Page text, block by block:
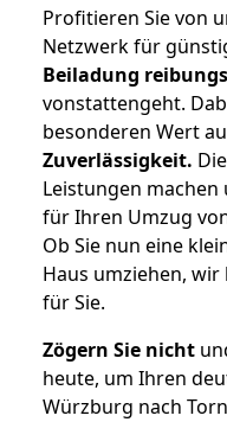
Profitieren Sie von
Netzwerk für
Beiladung
vonstattengeht.
besonderen Wert
Zuverlässigkeit.
Leistungen
für Ihren Umzug
Ob Sie nun eine
Haus umziehen, wir
für Sie.
Zögern Sie nicht
heute, um Ihren
Würzburg nach